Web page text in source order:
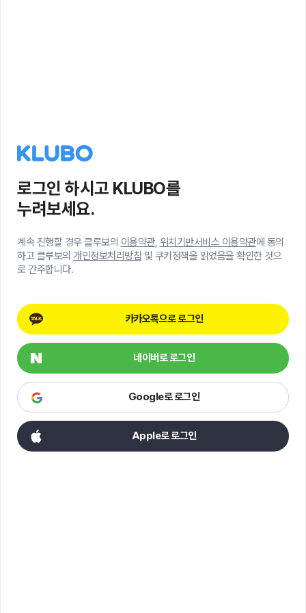
로그인 하시고 KLUBO를
누려보세요.
계속 진행할 경우 클루보의 이용약관, 위치기반서비스 이용약관에 동의
하고 클루보의 개인정보처리방침 및 쿠키정책을 읽었음을 확인한 것으
로 간주합니다.
카카오톡으로 로그인
네이버로 로그인
Google로 로그인
Apple로 로그인